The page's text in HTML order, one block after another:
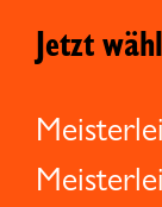
Jetzt